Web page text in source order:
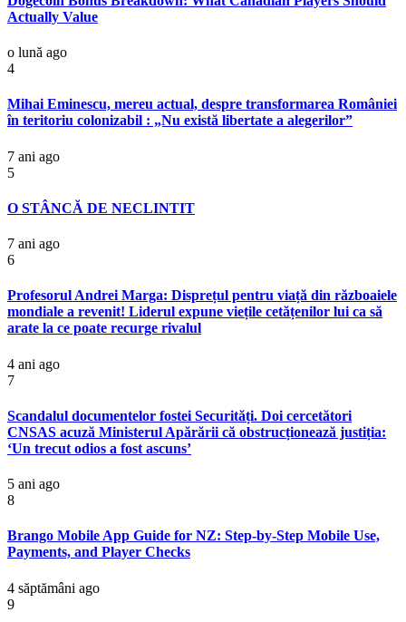
Actually Value
o lună ago
4
Mihai Eminescu, mereu actual, despre transformarea României
în teritoriu colonizabil : „Nu există libertate a alegerilor”
7 ani ago
5
O STÂNCĂ DE NECLINTIT
7 ani ago
6
Profesorul Andrei Marga: Disprețul pentru viață din războaiele
mondiale a revenit! Liderul expune viețile cetățenilor lui ca să
arate la ce poate recurge rivalul
4 ani ago
7
Scandalul documentelor fostei Securități. Doi cercetători
CNSAS acuză Ministerul Apărării că obstrucționează justiția:
‘Un trecut odios a fost ascuns’
5 ani ago
8
Brango Mobile App Guide for NZ: Step-by-Step Mobile Use,
Payments, and Player Checks
4 săptămâni ago
9